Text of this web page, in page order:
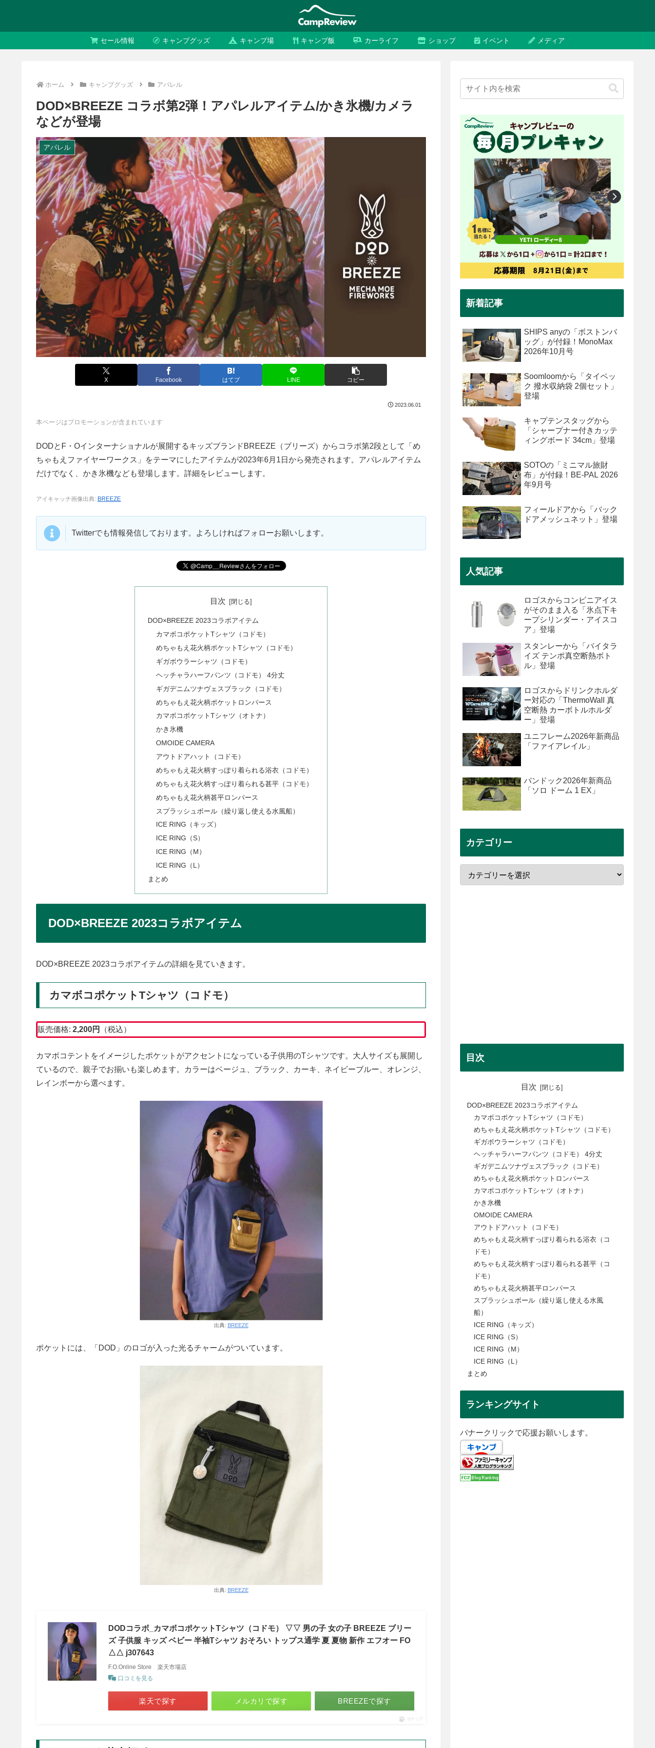
セール情報 キャンプグッズ キャンプ場 キャンプ飯 カーライフ ショップ イベント メディア
ホーム キャンプグッズ アパレル
DOD×BREEZE コラボ第2弾！アパレルアイテム/かき氷機/カメラ
などが登場
アパレル
X Facebook はてブ LINE コピー
2023.06.01
本ページはプロモーションが含まれています
DODとF・Oインターナショナルが展開するキッズブランドBREEZE（ブリーズ）からコラボ第2段として「め
ちゃもえファイヤーワークス」をテーマにしたアイテムが2023年6月1日から発売されます。アパレルアイテム
だけでなく、かき氷機なども登場します。詳細をレビューします。
アイキャッチ画像出典: BREEZE
Twitterでも情報発信しております。よろしければフォローお願いします。
目次
DOD×BREEZE 2023コラボアイテム
カマボコポケットTシャツ（コドモ）
めちゃもえ花火柄ポケットTシャツ（コドモ）
ギガボウラーシャツ（コドモ）
ヘッチャラハーフパンツ（コドモ） 4分丈
ギガデニムツナヴェスブラック（コドモ）
めちゃもえ花火柄ポケットロンパース
カマボコポケットTシャツ（オトナ）
かき氷機
OMOIDE CAMERA
アウトドアハット（コドモ）
めちゃもえ花火柄すっぽり着られる浴衣（コドモ）
めちゃもえ花火柄すっぽり着られる甚平（コドモ）
めちゃもえ花火柄甚平ロンパース
スプラッシュボール（繰り返し使える水風船）
ICE RING（キッズ）
ICE RING（S）
ICE RING（M）
ICE RING（L）
まとめ
DOD×BREEZE 2023コラボアイテム
DOD×BREEZE 2023コラボアイテムの詳細を見ていきます。
カマボコポケットTシャツ（コドモ）
販売価格: 2,200円 （税込）
カマボコテントをイメージしたポケットがアクセントになっている子供用のTシャツです。大人サイズも展開し
ているので、親子でお揃いも楽しめます。カラーはベージュ、ブラック、カーキ、ネイビーブルー、オレンジ、
レインボーから選べます。
出典: BREEZE
ポケットには、「DOD」のロゴが入った光るチャームがついています。
出典: BREEZE
DODコラボ_カマボコポケットTシャツ（コドモ） ▽▽ 男の子 女の子 BREEZE ブリー
ズ 子供服 キッズ ベビー 半袖Tシャツ おそろい トップス通学 夏 夏物 新作 エフオー FO
△△ j307643
F.O.Online Store 楽天市場店
口コミを見る
楽天で探す メルカリで探す BREEZEで探す
ポチップ
新着記事
SHIPS anyの「ボストンバ
ッグ」が付録！MonoMax
2026年10月号
Soomloomから「タイベッ
ク 撥水収納袋 2個セット」
登場
キャプテンスタッグから
「シャープナー付きカッテ
ィングボード 34cm」登場
SOTOの「ミニマル旅財
布」が付録！BE-PAL 2026
年9月号
フィールドアから「バック
ドアメッシュネット」登場
人気記事
ロゴスからコンビニアイス
がそのまま入る「氷点下キ
ープシリンダー・アイスコ
ア」登場
スタンレーから「バイタラ
イズ テンポ真空断熱ボト
ル」登場
ロゴスからドリンクホルダ
ー対応の「ThermoWall 真
空断熱 カーボトルホルダ
ー」登場
ユニフレーム2026年新商品
「ファイアレイル」
バンドック2026年新商品
「ソロ ドーム 1 EX」
カテゴリー
目次
目次
DOD×BREEZE 2023コラボアイテム
カマボコポケットTシャツ（コドモ）
めちゃもえ花火柄ポケットTシャツ（コドモ）
ギガボウラーシャツ（コドモ）
ヘッチャラハーフパンツ（コドモ） 4分丈
ギガデニムツナヴェスブラック（コドモ）
めちゃもえ花火柄ポケットロンパース
カマボコポケットTシャツ（オトナ）
かき氷機
OMOIDE CAMERA
アウトドアハット（コドモ）
めちゃもえ花火柄すっぽり着られる浴衣（コ
ドモ）
めちゃもえ花火柄すっぽり着られる甚平（コ
ドモ）
めちゃもえ花火柄甚平ロンパース
スプラッシュボール（繰り返し使える水風
船）
ICE RING（キッズ）
ICE RING（S）
ICE RING（M）
ICE RING（L）
まとめ
ランキングサイト
バナークリックで応援お願いします。